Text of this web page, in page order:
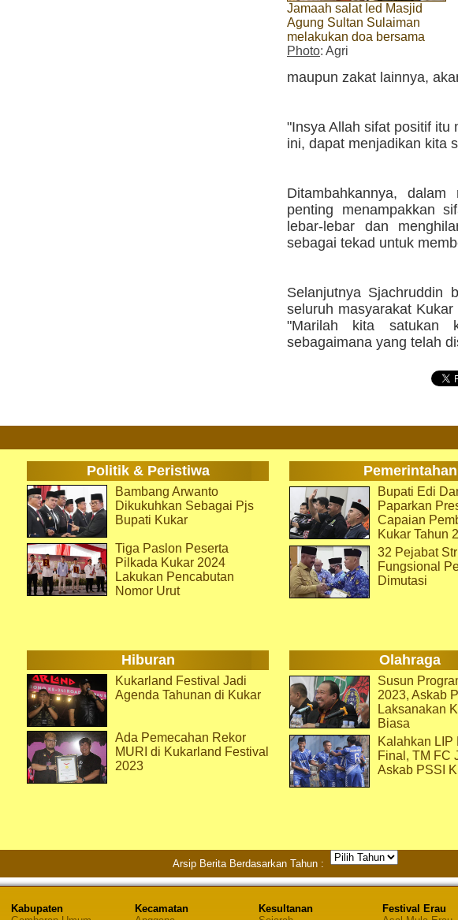
Jamaah salat Ied Masjid
Agung Sultan Sulaiman
melakukan doa bersama
Photo: Agri
maupun zakat lainnya,
"Insya Allah sifat positif itu
ini, dapat menjadikan kita
Ditambahkannya,
penting menampakkan
lebar-lebar dan
sebagai tekad untuk
Selanjutnya Sjachruddin
seluruh masyarakat
"Marilah kita satukan
sebagaimana yang telah
Politik & Peristiwa Pemerintahan
Bambang Arwanto
Dikukuhkan Sebagai Pjs
Bupati Kukar
Tiga Paslon Peserta
Pilkada Kukar 2024
Lakukan Pencabutan
Nomor Urut
Bupati Edi
Paparkan
Capaian
Kukar Tahun
32 Pejabat
Fungsional
Dimutasi
Hiburan Olahraga
Kukarland Festival Jadi
Agenda Tahunan di Kukar
Ada Pemecahan Rekor
MURI di Kukarland Festival
2023
Susun
2023, Askab
Laksanakan
Biasa
Kalahkan LIP
Final, TM FC
Askab PSSI
Arsip Berita Berdasarkan Tahun :
Kabupaten
Kecamatan
Kesultanan
Festival Erau